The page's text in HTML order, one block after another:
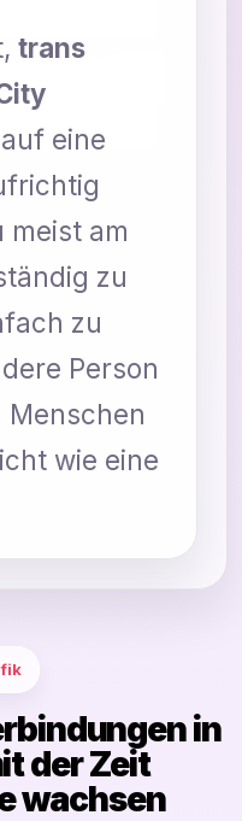
trans
auf eine
am
zu
zu
Person
Menschen
wie eine
in
der Zeit
wachsen